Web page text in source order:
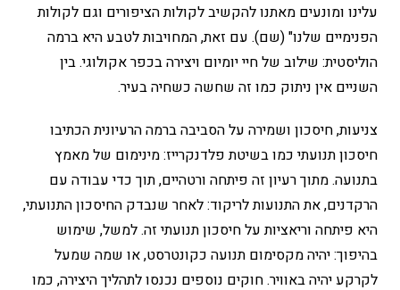
עלינו ומונעים מאתנו להקשיב לקולות הציפורים וגם לקולות
הפנימיים שלנו" (שם). עם זאת, המחויבות לטבע היא ברמה
הוליסטית: שילוב של חיי יומיום ויצירה בכפר אקולוגי. בין
השניים אין ניתוק כמו זה שחשה כשחיה בעיר.
צניעות, חיסכון ושמירה על הסביבה ברמה הרעיונית הכתיבו
חיסכון תנועתי כמו בשיטת פלדנקרייז: מינימום של מאמץ
בתנועה. מתוך רעיון זה פיתחה ורטהיים, תוך כדי עבודה עם
הרקדנים, את התנועות לריקוד: לאחר שנבדק החיסכון התנועתי,
היא פיתחה וריאציות על חיסכון תנועתי זה. למשל, שימוש
בהיפוך: יהיה מקסימום תנועה כקונטרסט, או שמה שמעל
לקרקע יהיה באוויר. חוקים נוספים נכנסו לתהליך היצירה, כמו